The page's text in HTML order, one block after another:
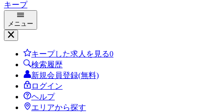
キープ
メニュー
キープした求人を見る0
検索履歴
新規会員登録(無料)
ログイン
ヘルプ
エリアから探す